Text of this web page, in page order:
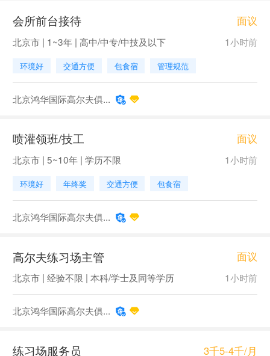
会所前台接待 面议
北京市 | 1~3年 | 高中/中专/中技及以下 1小时前
环境好 交通方便 包食宿 管理规范
北京鸿华国际高尔夫俱...
喷灌领班/技工 面议
北京市 | 5~10年 | 学历不限 1小时前
环境好 年终奖 交通方便 包食宿
北京鸿华国际高尔夫俱...
高尔夫练习场主管 面议
北京市 | 经验不限 | 本科/学士及同等学历 1小时前
北京鸿华国际高尔夫俱...
练习场服务员 3千5-4千/月